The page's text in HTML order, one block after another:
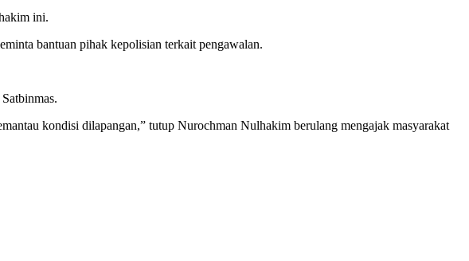
ini.
bantuan pihak kepolisian terkait pengawalan.
kondisi dilapangan,” tutup Nurochman Nulhakim berulang mengajak masyarakat